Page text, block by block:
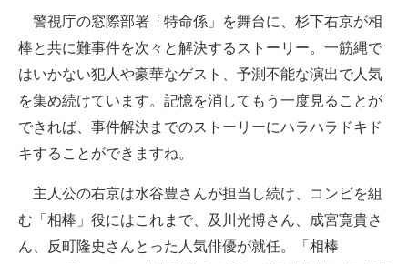
警視庁の窓際部署「特命係」を舞台に、杉下右京が相
棒と共に難事件を次々と解決するストーリー。一筋縄で
はいかない犯人や豪華なゲスト、予測不能な演出で人気
を集め続けています。記憶を消してもう一度見ることが
できれば、事件解決までのストーリーにハラハラドキド
キすることができますね。
主人公の右京は水谷豊さんが担当し続け、コンビを組
む「相棒」役にはこれまで、及川光博さん、成宮寛貴さ
ん、反町隆史さんとった人気俳優が就任。「相棒